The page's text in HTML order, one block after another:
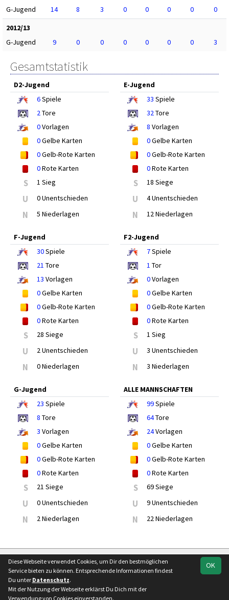
G-Jugend
14 8 3 0 0 0 0
0
2012/13
G-Jugend
9 0 0 0 0 0 0 3
Gesamtstatistik
D2-Jugend
6Spiele
2Tore
0Vorlagen
0Gelbe Karten
0Gelb-Rote Karten
0Rote Karten
S 1 Sieg
U 0 Unentschieden
N 5 Niederlagen
E-Jugend
33 Spiele
32Tore
8 Vorlagen
0Gelbe Karten
0Gelb-Rote Karten
0Rote Karten
S 18 Siege
U 4 Unentschieden
N 12 Niederlagen
F-Jugend
30Spiele
21 Tore
13 Vorlagen
0Gelbe Karten
0Gelb-Rote Karten
0Rote Karten
S 28 Siege
U 2 Unentschieden
N 0 Niederlagen
F2-Jugend
7Spiele
1 Tor
0Vorlagen
0Gelbe Karten
0Gelb-Rote Karten
0Rote Karten
S 1 Sieg
U 3 Unentschieden
N 3 Niederlagen
G-Jugend
23 Spiele
8 Tore
3 Vorlagen
0Gelbe Karten
0Gelb-Rote Karten
0Rote Karten
S 21 Siege
U 0 Unentschieden
N 2 Niederlagen
ALLE MANNSCHAFTEN
99Spiele
64Tore
24Vorlagen
0Gelbe Karten
0Gelb-Rote Karten
0Rote Karten
S 69 Siege
U 9 Unentschieden
N 22 Niederlagen
soccero.de
Besucherstatistik
Datenschutz
OK
Diese Webseite verwendet Cookies, um Dir den bestmöglichen
Service bieten zu können. Entsprechende Informationen findest
Du unter Datenschutz.
Mit der Nutzung der Webseite erklärst Du Dich mit der
Verwendung von Cookies einverstanden.